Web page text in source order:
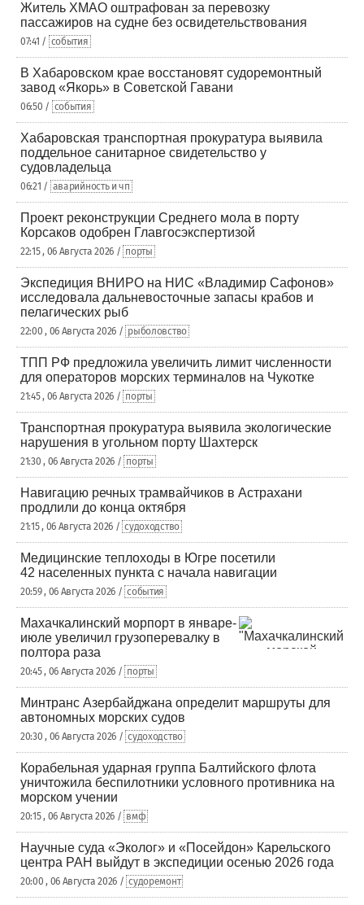
Житель ХМАО оштрафован за перевозку
пассажиров на судне без освидетельствования
07:41 / события
В Хабаровском крае восстановят судоремонтный
завод «Якорь» в Советской Гавани
06:50 / события
Хабаровская транспортная прокуратура выявила
поддельное санитарное свидетельство у
судовладельца
06:21 / аварийность и чп
Проект реконструкции Среднего мола в порту
Корсаков одобрен Главгосэкспертизой
22:15 , 06 Августа 2026 / порты
Экспедиция ВНИРО на НИС «Владимир Сафонов»
исследовала дальневосточные запасы крабов и
пелагических рыб
22:00 , 06 Августа 2026 / рыболовство
ТПП РФ предложила увеличить лимит численности
для операторов морских терминалов на Чукотке
21:45 , 06 Августа 2026 / порты
Транспортная прокуратура выявила экологические
нарушения в угольном порту Шахтерск
21:30 , 06 Августа 2026 / порты
Навигацию речных трамвайчиков в Астрахани
продлили до конца октября
21:15 , 06 Августа 2026 / судоходство
Медицинские теплоходы в Югре посетили
42 населенных пункта с начала навигации
20:59 , 06 Августа 2026 / события
Махачкалинский морпорт в январе-
июле увеличил грузоперевалку в
полтора раза
20:45 , 06 Августа 2026 / порты
Минтранс Азербайджана определит маршруты для
автономных морских судов
20:30 , 06 Августа 2026 / судоходство
Корабельная ударная группа Балтийского флота
уничтожила беспилотники условного противника на
морском учении
20:15 , 06 Августа 2026 / вмф
Научные суда «Эколог» и «Посейдон» Карельского
центра РАН выйдут в экспедиции осенью 2026 года
20:00 , 06 Августа 2026 / судоремонт